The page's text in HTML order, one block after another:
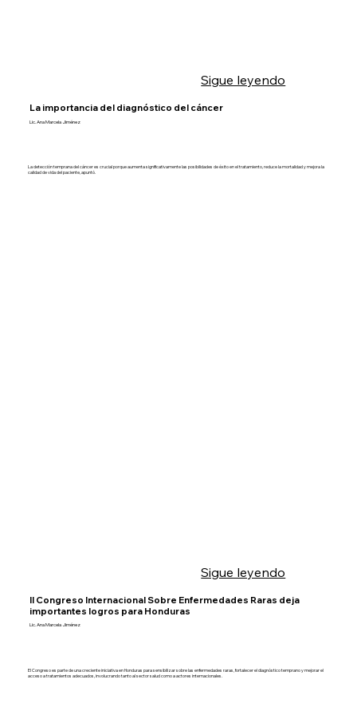
Sigue leyendo
La importancia del diagnóstico del cáncer
Lic. Ana Marcela Jiménez
La detección temprana del cáncer es crucial porque aumenta significativamente las posibilidades de éxito en el tratamiento, reduce la mortalidad y mejora la
calidad de vida del paciente, apuntó.
Sigue leyendo
II Congreso Internacional Sobre Enfermedades Raras deja
importantes logros para Honduras
Lic. Ana Marcela Jiménez
El Congreso es parte de una creciente iniciativa en Honduras para sensibilizar sobre las enfermedades raras, fortalecer el diagnóstico temprano y mejorar el
acceso a tratamientos adecuados, involucrando tanto al sector salud como a actores internacionales.